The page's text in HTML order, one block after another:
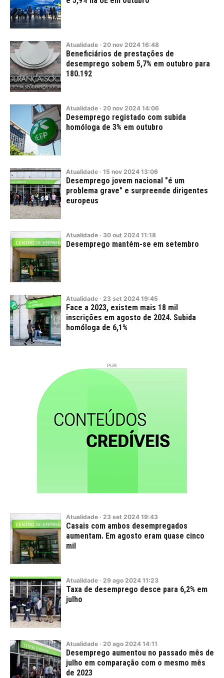
Atualidade · 20 nov 2024 16:48
Beneficiários de prestações de
desemprego sobem 5,7% em outubro para
180.192
Atualidade · 20 nov 2024 14:06
Desemprego registado com subida
homóloga de 3% em outubro
Atualidade · 15 nov 2024 13:06
Desemprego jovem nacional "é um
problema grave" e surpreende dirigentes
europeus
Atualidade · 30 out 2024 11:18
Desemprego mantém-se em setembro
Atualidade · 23 set 2024 19:45
Face a 2023, existem mais 18 mil
inscrições em agosto de 2024. Subida
homóloga de 6,1%
Atualidade · 23 set 2024 19:43
Casais com ambos desempregados
aumentam. Em agosto eram quase cinco
mil
Atualidade · 29 ago 2024 11:23
Taxa de desemprego desce para 6,2% em
julho
Atualidade · 20 ago 2024 14:11
Desemprego aumentou no passado mês de
julho em comparação com o mesmo mês
de 2023